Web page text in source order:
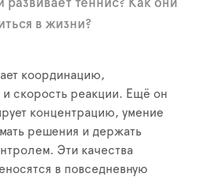
развивает теннис? Как они
в жизни?
координацию,
скорость реакции. Ещё он
концентрацию, умение
решения и держать
Эти качества
в повседневную